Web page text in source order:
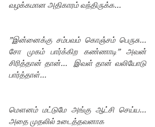
வழக்கமான அதிகாரம் வந்திருக்க…
”இன்னைக்கு சம்பவம் கொஞ்சம் பெருசு…
சோ முகம் பார்க்கிற கண்ணாடி” அவன்
சிரித்தான் தான்…  இவள் தான் வலியோடு
பார்த்தாள்…
மௌனம் மட்டுமே அங்கு ஆட்சி செய்ய…
அதை முதலில் உடைத்தவனாக